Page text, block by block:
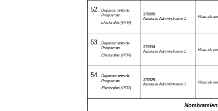
Departamento de
Programas
Electorales (PTR)
370905,
Asistente Administrativo 1
Plaza de
Departamento de
Programas
Electorales (PTR)
370906,
Asistente Administrativo 1
Plaza de
Departamento de
Programas
Electorales (PTR)
370925,
Asistente Administrativo 1
Plaza de